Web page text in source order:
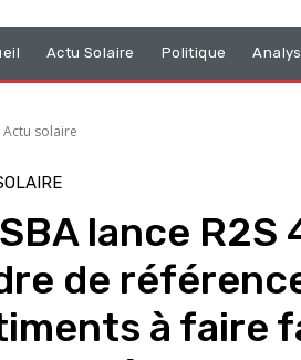
Actu Solaire Politique
Actu solaire
lance
de
à faire